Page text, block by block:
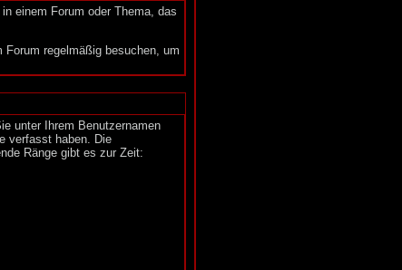
einem Forum oder Thema, das
regelmäßig besuchen, um
unter Ihrem Benutzernamen
verfasst haben. Die
Ränge gibt es zur Zeit: